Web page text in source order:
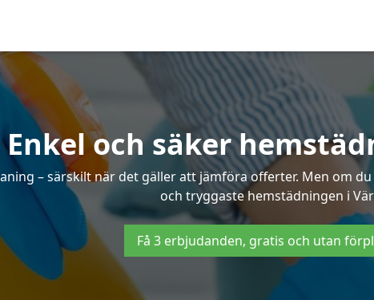
Enkel och säker
– särskilt när det gäller att jämföra offerter. Men om
och tryggaste hemstädningen i
Få 3 erbjudanden, gratis och utan